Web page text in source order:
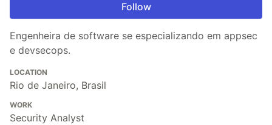
Follow
Engenheira de software se especializando em appsec
e devsecops.
LOCATION
Rio de Janeiro, Brasil
WORK
Security Analyst